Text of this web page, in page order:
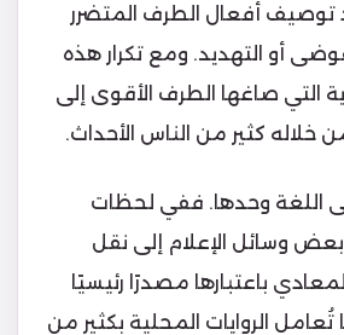
توصيف أفعال الطرف المتضرر
أو التهديد. ومع تكرار هذه
التي صاغها الطرف الأقوى إلى
خلاله كثير من الناس الأحداث.
اللغة وحدها. ففي لحظات
وسائل الإعلام إلى نقل
باعتبارها مصدرًا رئيسيًا
الروايات المحلية بكثير من